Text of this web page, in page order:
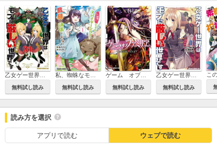
乙女ゲー世界はモブに厳しい世界です【共和国編】
無料試し読み
私、蜘蛛なモンスターをテイムしたので、スパイダーシルクで裁縫を頑張ります！
無料試し読み
ゲーム オブ ファミリア-家族戦記-
無料試し読み
乙女ゲー世界はモブに厳しい世界です
無料試し読み
読み方を選択
アプリで読む ウェブで読む